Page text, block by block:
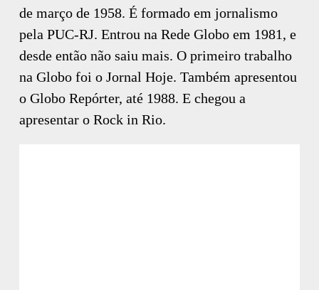
de março de 1958. É formado em jornalismo
pela PUC-RJ. Entrou na Rede Globo em 1981, e
desde então não saiu mais. O primeiro trabalho
na Globo foi o Jornal Hoje. Também apresentou
o Globo Repórter, até 1988. E chegou a
apresentar o Rock in Rio.